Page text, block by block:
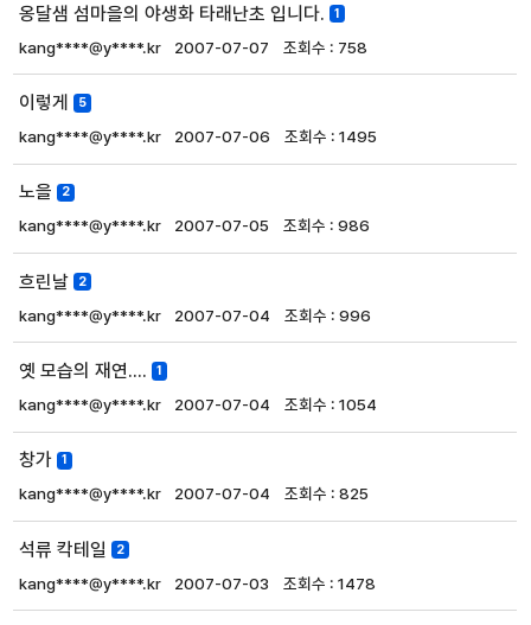
옹달샘 섬마을의 야생화 타래난초 입니다. 1
kang****@y****.kr 2007-07-07 758
이렇게 5
kang****@y****.kr 2007-07-06 1495
노을 2
kang****@y****.kr 2007-07-05 986
흐린날 2
kang****@y****.kr 2007-07-04 996
옛 모습의 재연.... 1
kang****@y****.kr 2007-07-04 1054
창가 1
kang****@y****.kr 2007-07-04 825
석류 칵테일 2
kang****@y****.kr 2007-07-03 1478